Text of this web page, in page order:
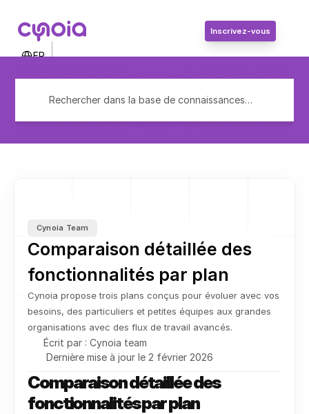
Inscrivez-vous
FR
Inscrivez-vous
Rechercher dans la base de connaissances…
Cynoia Team
Comparaison détaillée des
fonctionnalités par plan
Cynoia propose trois plans conçus pour évoluer avec vos
besoins, des particuliers et petites équipes aux grandes
organisations avec des flux de travail avancés.
Écrit par : Cynoia team
Dernière mise à jour le 2 février 2026
Comparaison détaillée des
fonctionnalités par plan